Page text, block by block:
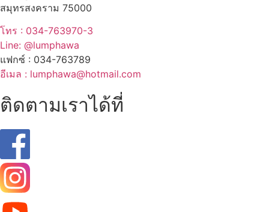
สมุทรสงคราม 75000
โทร : 034-763970-3
Line: @lumphawa
แฟกซ์ : 034-763789
อีเมล : lumphawa@hotmail.com
ติดตามเราได้ที่